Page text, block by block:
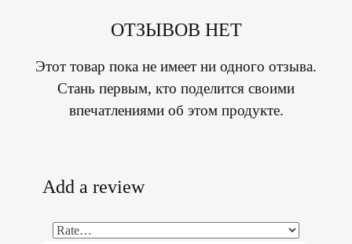
ОТЗЫВОВ НЕТ
Этот товар пока не имеет ни одного отзыва.
Стань первым, кто поделится своими
впечатлениями об этом продукте.
Add a review